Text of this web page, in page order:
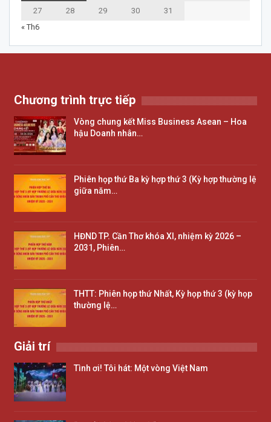
27 28 29 30
31
« Th6
Chương trình trực tiếp
Vòng chung kết Miss Business Asean – Hoa
hậu Doanh nhân…
Phiên họp thứ Ba kỳ hợp thứ 3 (Kỳ hợp thường lệ
giữa năm…
HĐND TP. Cần Thơ khóa XI, nhiệm kỳ 2026 –
2031, Phiên…
THTT: Phiên họp thứ Nhất, Kỳ họp thứ 3 (kỳ họp
thường lệ…
Giải trí
Tình ơi! Tôi hát: Một vòng Việt Nam